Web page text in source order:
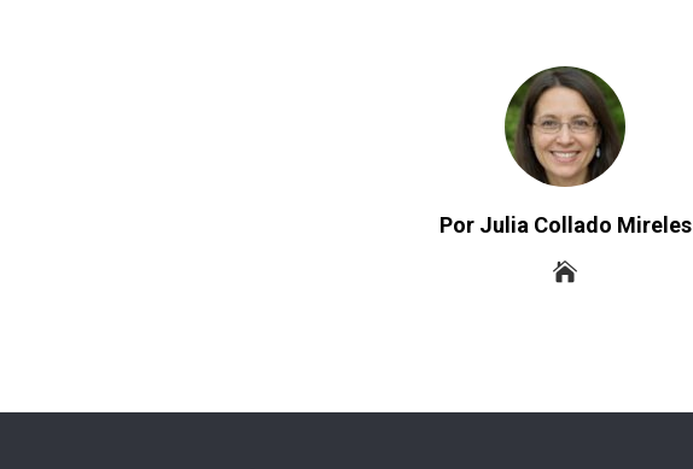
Por Julia Collado Mireles